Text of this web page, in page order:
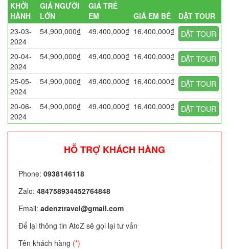
KHỞI
HÀNH
GIÁ NGƯỜI
LỚN
GIÁ TRẺ
EM
GIÁ EM BÉ
ĐẶT TOUR
23-03-
2024
54,900,000₫ 49,400,000₫ 16,400,000₫ ĐẶT TOUR
20-04-
2024
54,900,000₫ 49,400,000₫ 16,400,000₫ ĐẶT TOUR
25-05-
2024
54,900,000₫ 49,400,000₫ 16,400,000₫ ĐẶT TOUR
20-06-
2024
54,900,000₫ 49,400,000₫ 16,400,000₫ ĐẶT TOUR
HỖ TRỢ KHÁCH HÀNG
Phone: 0938146118
Zalo: 484758934452764848
Email: adenztravel@gmail.com
Để lại thông tin AtoZ sẽ gọi lại tư vấn
Tên khách hàng (*)